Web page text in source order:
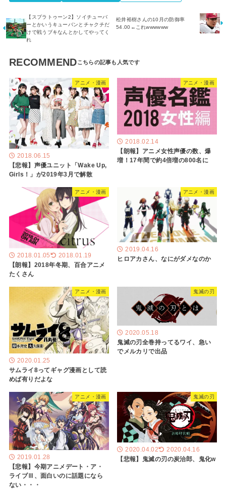
【スプラトゥーン2】ソイチューバ
ーとかいうキューバンとチャクチだ
けで戦うブキなんとかしてやってく
れ
松井裕樹さんの10月の防御率
54.00←これwwwwww
RECOMMEND
アニメ・漫画
2018.06.15
【悲報】声優ユニット「Wake Up,
Girls！」が2019年3月で解散
アニメ・漫画
2018.02.14
【朗報】アニメ女性声優の数、爆
増！17年間で約4倍増の800名に
アニメ・漫画
2018.01.05 2018.01.19
【朗報】2018年冬期、百合アニメ
たくさん
アニメ・漫画
2019.04.16
ヒロアカさん、なにがダメなのか
アニメ・漫画
2020.01.25
サムライ8ってギャグ漫画として読
めば有りだよな
鬼滅の刃
2020.05.18
鬼滅の刃全巻持ってるワイ、急い
でメルカリで出品
アニメ・漫画
2019.01.28
【悲報】今期アニメデート・ア・
ライブⅢ、面白いのに話題になら
ない・・・
鬼滅の刃
2020.04.02 2020.04.16
【悲報】鬼滅の刃の炭治郎、鬼化w